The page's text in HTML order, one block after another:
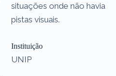
situações onde não havia
pistas visuais.
Instituição
UNIP